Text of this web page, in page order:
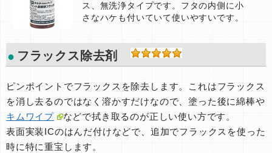
ス、無洗浄タイプです。フタの内側に小
さなハケも付いていて使いやすいです。
フラックス除去剤
ピンポイントでフラックスを除去します。これはフラックス
を消し去るのではなく溶かすだけなので、塗った後に綿棒や
キムワイプ
などで拭き取るのが正しい使い方です。
表面実装ICのはんだ付けなどで、追加でフラックスを使った
時に特に重宝します。